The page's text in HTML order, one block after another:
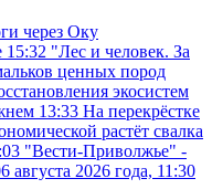
через Оку
15:32 "Лес и человек. За
ценных пород
экосистем
13:33 На перекрёстке
растёт свалка
"Вести-Приволжье" -
2026 года, 11:30